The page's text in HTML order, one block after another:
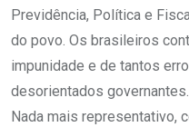
Previdência, Política e
do povo. Os brasileiros
impunidade e de tantos
desorientados governantes.
Nada mais representativo,